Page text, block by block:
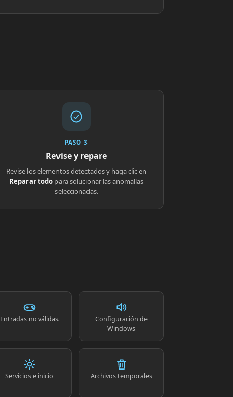
PASO 3
Revise y repare
Revise los elementos detectados y haga clic en
Reparar todo para solucionar las anomalías
seleccionadas.
Entradas no válidas
Configuración de
Windows
Servicios e inicio Archivos temporales